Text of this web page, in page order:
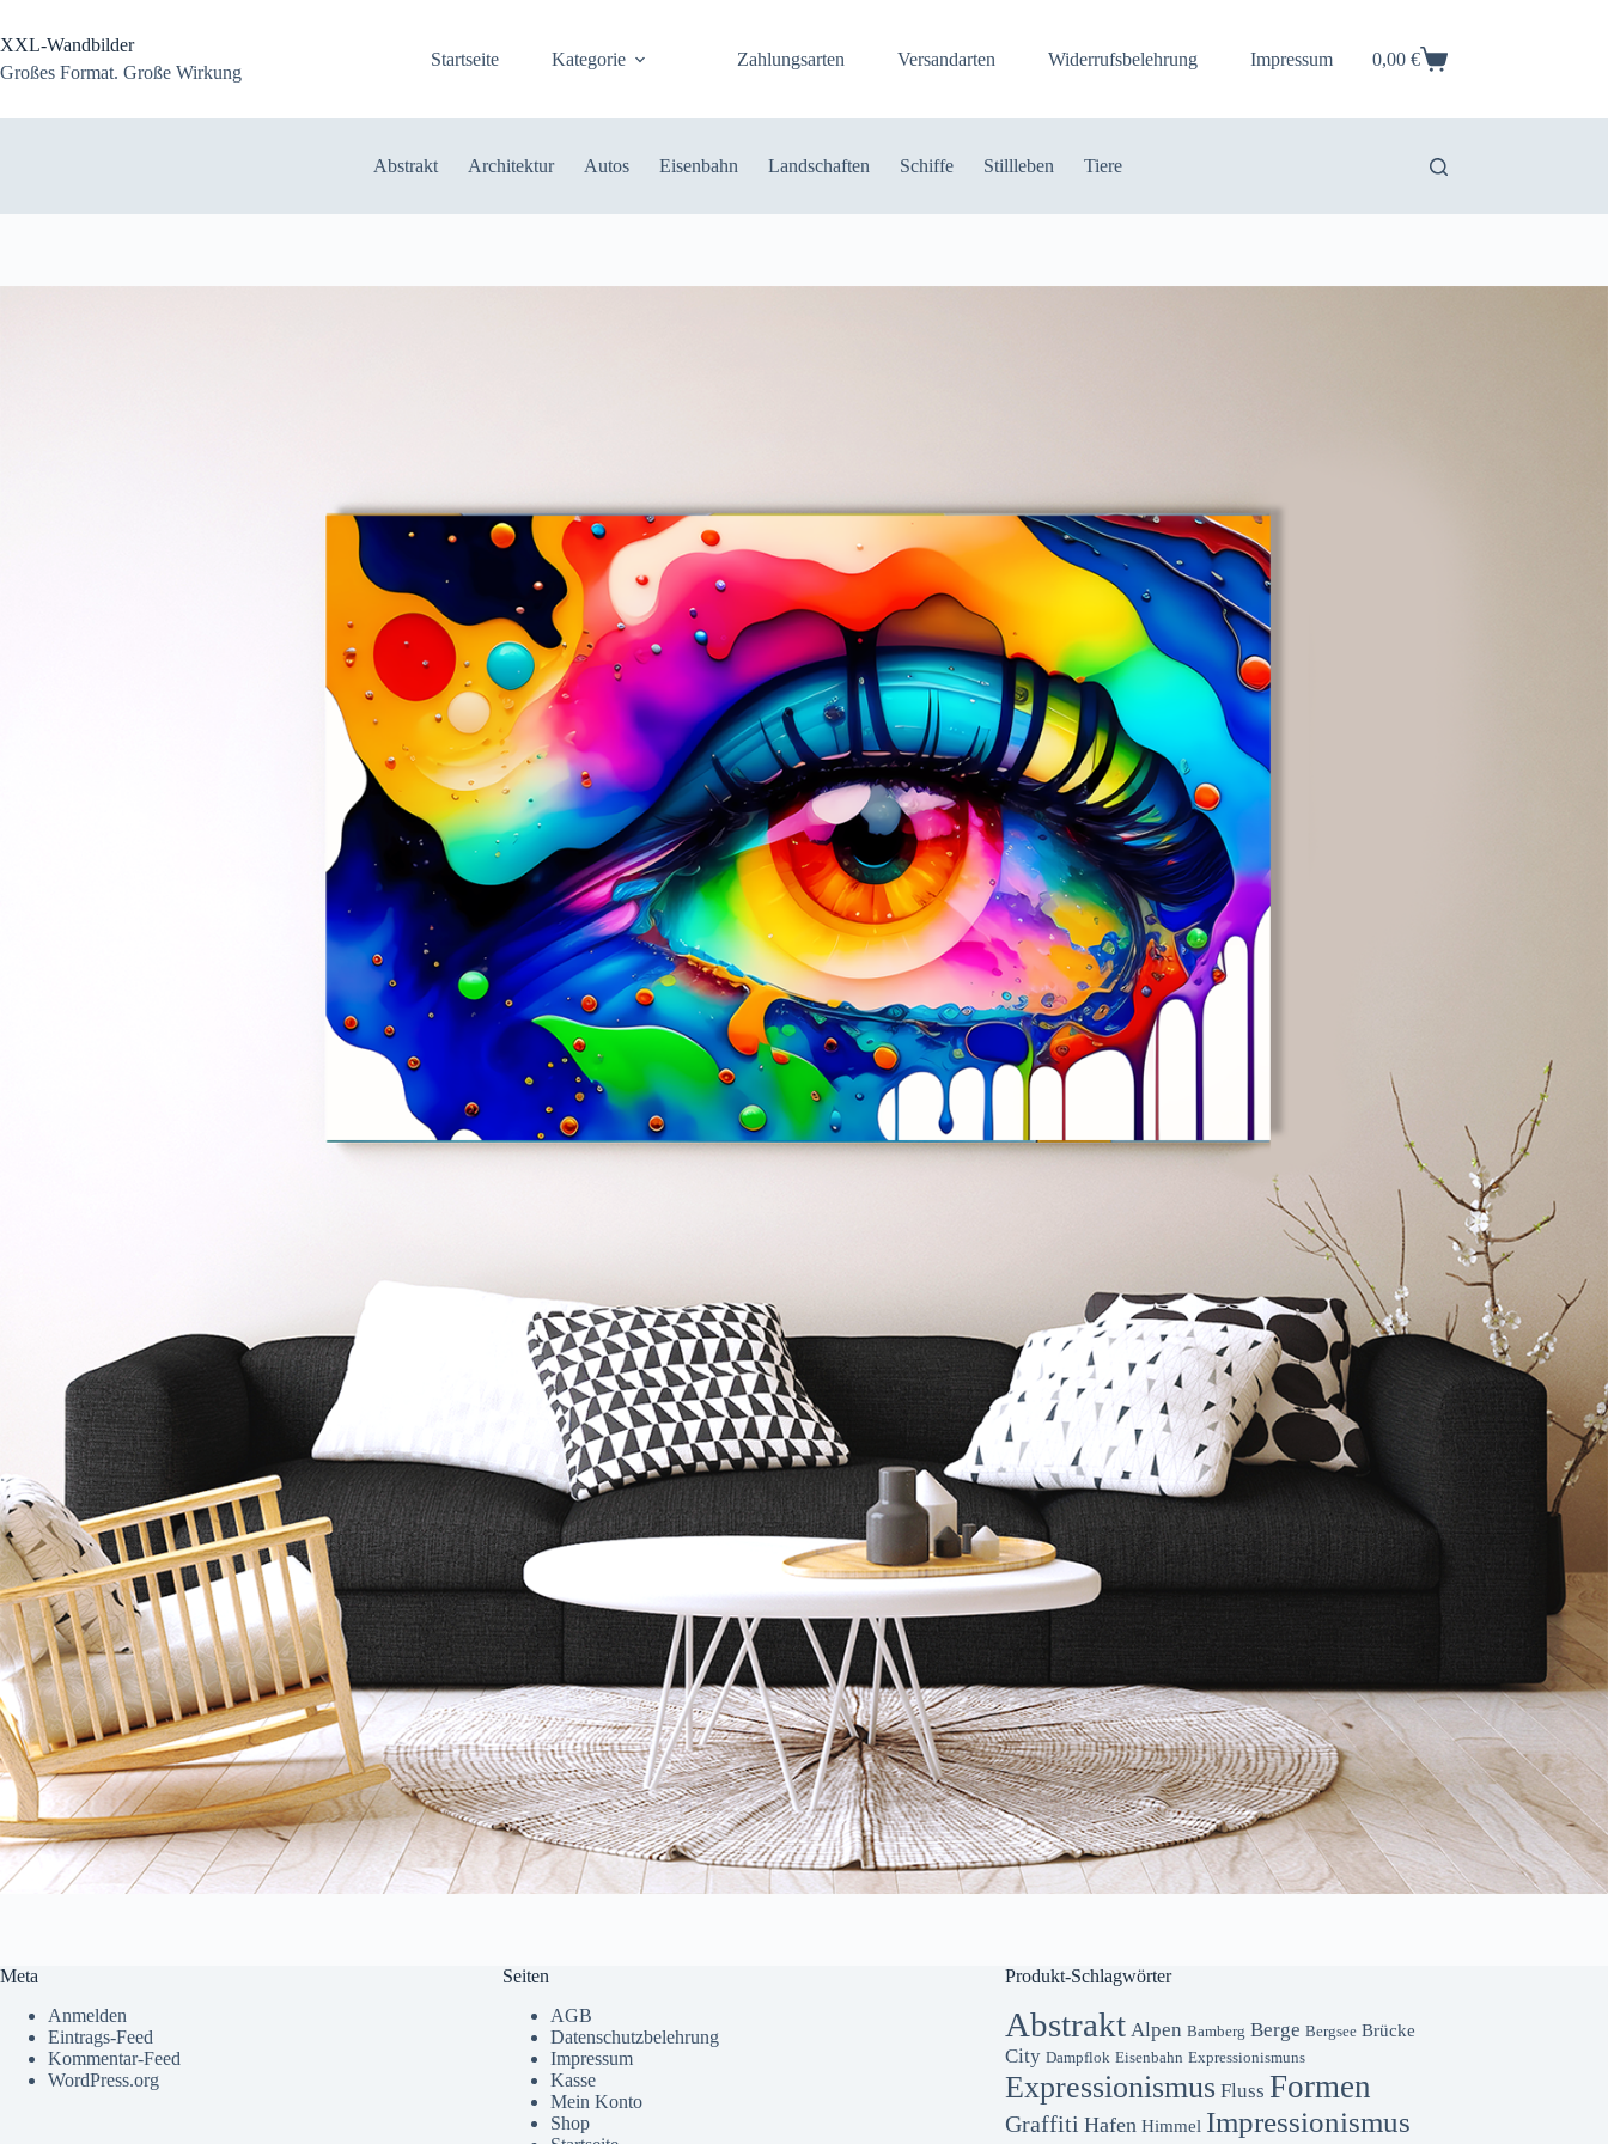
springen
XXL-Wandbilder
Großes Format. Große Wirkung
Startseite Kategorie Zahlungsarten Versandarten Widerrufsbelehrung Impressum Warenkorb
0,00 €
Abstrakt Architektur Autos Eisenbahn Landschaften Schiffe Stillleben Tiere
Meta
Anmelden
Eintrags-Feed
Kommentar-Feed
WordPress.org
Seiten
AGB
Datenschutzbelehrung
Impressum
Kasse
Mein Konto
Shop
Produkt-Schlagwörter
Abstrakt Alpen Bamberg Berge Bergsee Brücke
City Dampflok Eisenbahn Expressionismuns
Expressionismus Fluss Formen
Graffiti Hafen Himmel Impressionismus